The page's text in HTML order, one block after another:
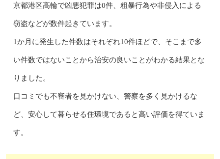
京都港区高輪で凶悪犯罪は0件、粗暴行為や非侵入による
窃盗などが数件起きています。
1か月に発生した件数はそれぞれ10件ほどで、そこまで多
い件数ではないことから治安の良いことがわかる結果とな
りました。
口コミでも不審者を見かけない、警察を多く見かけるな
ど、安心して暮らせる住環境であると高い評価を得ていま
す。